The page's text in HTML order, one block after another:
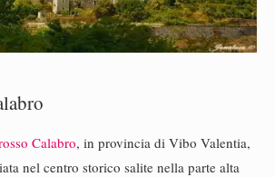
Calabro, in provincia di Vibo Valentia,
nel centro storico salite nella parte alta